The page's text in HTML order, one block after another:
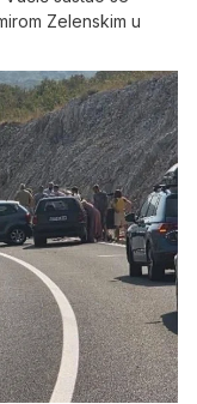
Zelenskim u